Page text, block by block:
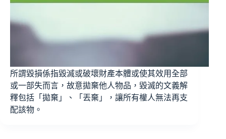
所謂毀損係指毀滅或破壞財產本體或使其效用全部
或一部失而言，故意拋棄他人物品，毀滅的文義解
釋包括「拋棄」、「丟棄」，讓所有權人無法再支
配該物。